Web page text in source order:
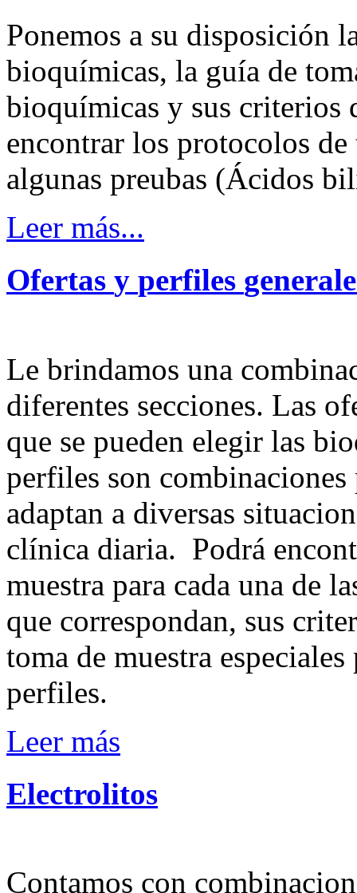
Ponemos a su disposición
bioquímicas, la guía de
bioquímicas y sus criterios
encontrar los protocolos de
algunas preubas (Ácidos
Leer más...
Ofertas y perfiles
Le brindamos una
diferentes secciones. Las
que se pueden elegir las
perfiles son combinaciones
adaptan a diversas
clínica diaria. Podrá
muestra para cada una de
que correspondan, sus
toma de muestra
perfiles.
Leer más
Electrolitos
Contamos con